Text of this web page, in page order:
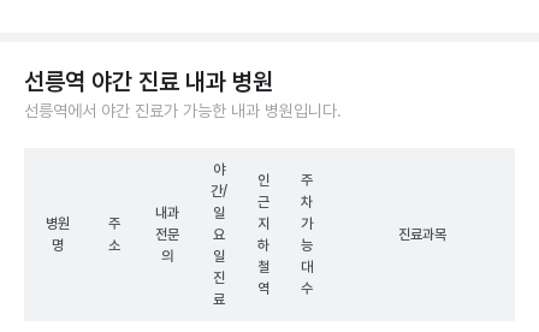
선릉역 야간 진료 내과 병원
선릉역에서 야간 진료가 가능한 내과 병원입니다.
병원
명
주
소
내과
전문
의
야
간/
일
요
일
진
료
인
근
지
하
철
역
주
차
가
능
대
수
진료과목